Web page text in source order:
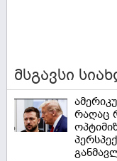
მსგავსი
რაღაც